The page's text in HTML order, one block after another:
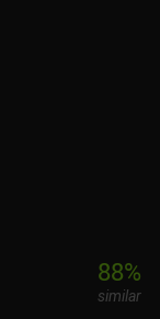
88%
similar